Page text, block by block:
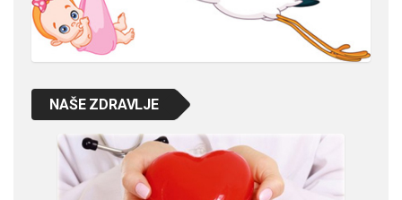
NAŠE ZDRAVLJE